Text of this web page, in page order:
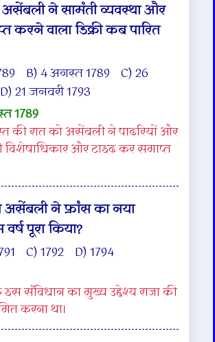
ने सामंती व्यवस्था और
करने वाला डिक्री कब पारित
B) 4 अगस्त 1789 C) 26
21 जनवरी 1793
1789
की रात को असेंबली ने पादरियों और
और टाइद कर समाप्त
ने फ्रांस का नया
पूरा किया?
C) 1792 D) 1794
इस संविधान का मुख्य उद्देश्य राजा की
करना था।